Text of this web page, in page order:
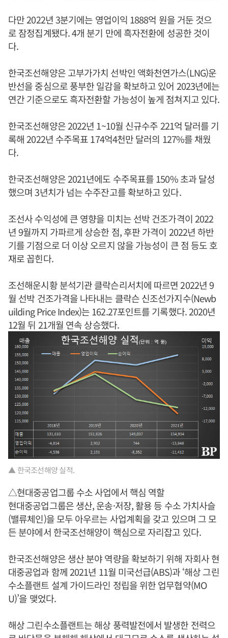
다만 2022년 3분기에는 영업이익 1888억 원을 거둔 것으
로 잠정집계됐다. 4개 분기 만에 흑자전환에 성공한 것이
다.
한국조선해양은 고부가가치 선박인 액화천연가스(LNG)운
반선을 중심으로 풍부한 일감을 확보하고 있어 2023년에는
연간 기준으로도 흑자전환할 가능성이 높게 점쳐지고 있다.
한국조선해양은 2022년 1~10월 신규수주 221억 달러를 기
록해 2022년 수주목표 174억4천만 달러의 127%를 채웠
다.
한국조선해양은 2021년에도 수주목표를 150% 초과 달성
했으며 3년치가 넘는 수주잔고를 확보하고 있다.
조선사 수익성에 큰 영향을 미치는 선박 건조가격이 2022
년 9월까지 가파르게 상승한 점, 후판 가격이 2022년 하반
기를 기점으로 더 이상 오르지 않을 가능성이 큰 점 등도 호
재로 꼽힌다.
조선해운시황 분석기관 클락슨리서치에 따르면 2022년 9
월 선박 건조가격을 나타내는 클락슨 신조선가지수(Newb
uilding Price Index)는 162.27포인트를 기록했다. 2020년
12월 뒤 21개월 연속 상승했다.
▲ 한국조선해양 실적.
△현대중공업그룹 수소 사업에서 핵심 역할
현대중공업그룹은 생산, 운송·저장, 활용 등 수소 가치사슬
(밸류체인)을 모두 아우르는 사업계획을 갖고 있으며 그 모
든 분야에서 한국조선해양이 핵심으로 자리잡고 있다.
한국조선해양은 생산 분야 역량을 확보하기 위해 자회사 현
대중공업과 함께 2021년 11월 미국선급(ABS)과 ‘해상 그린
수소플랜트 설계 가이드라인 정립을 위한 업무협약(MO
U)’을 맺었다.
해상 그린수소플랜트는 해상 풍력발전에서 발생한 전력으